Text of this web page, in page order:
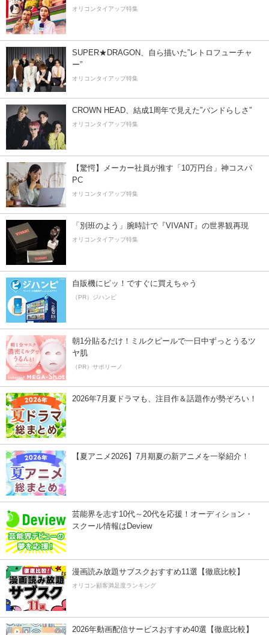
オリコンタイアップ特集
SUPER★DRAGON、自ら描いた”レトロフューチャ
ー”
オリコンタイアップ特集
CROWN HEAD、結成1周年で見えた”バンドらしさ”
オリコンタイアップ特集
【驚愕】メーカー社員が推す「10万円台」神コスパ
PC
オリコンタイアップ特集
「別班のよう」腕時計で『VIVANT』の世界観再現
オリコンタイアップ特集
自販機にピッ！ですぐに買えちゃう
（PR）ジハンピ
朝1分貼るだけ！ミルクピールで一日中ずっとうるツ
ヤ肌
（PR）サボリーノ
2026年7月夏ドラマも、注目作＆話題作が勢ぞろい！
【夏アニメ2026】7月期夏の新アニメを一挙紹介！
芸能界を志す10代～20代を応援！オーディション・
スクール情報はDeview
漫画読み放題サブスクおすすめ11選【徹底比較】
オリコン顧客満足度ランキング
2026年動画配信サービスおすすめ40選【徹底比較】